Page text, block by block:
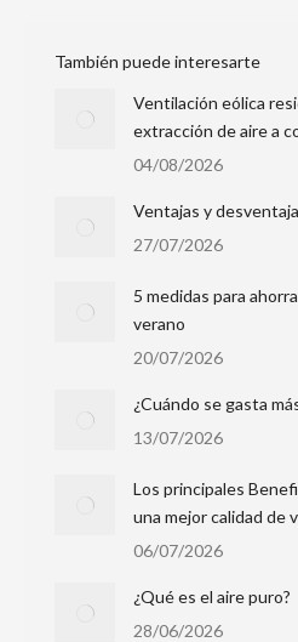
También puede interesarte
Ventilación eólica
extracción de aire a
04/08/2026
Ventajas y
27/07/2026
5 medidas para
verano
20/07/2026
¿Cuándo se gasta
13/07/2026
Los principales
una mejor calidad de
06/07/2026
¿Qué es el aire puro?
28/06/2026